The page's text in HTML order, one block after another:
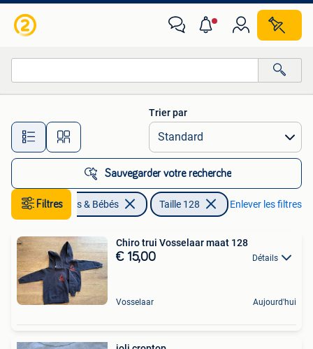
Toutes les distances…
Trier par
Sauvegarder votre recherche
Filtres
Enfants & Bébés Taille 128 Enlever les filtres
Chiro trui Vosselaar maat 128
€ 15,00 Détails
Vosselaar Aujourd'hui